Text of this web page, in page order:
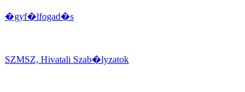
�gyf�lfogad�s
SZMSZ, Hivatali Szab�lyzatok